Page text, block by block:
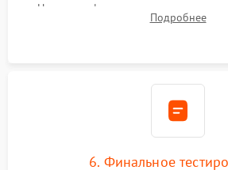
Надежная фиксация хомутов
сборка корпуса и установка
Подробнее
6. Финальное